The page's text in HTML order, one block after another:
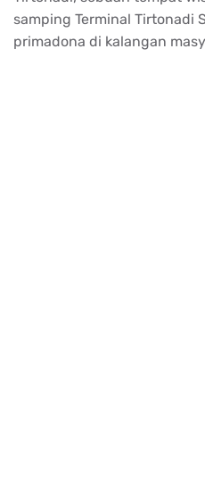
samping Terminal Tirtonadi
primadona di kalangan